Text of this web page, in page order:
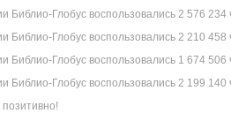
Библио-Глобус воспользовались 2 576 234
Библио-Глобус воспользовались 2 210 458
Библио-Глобус воспользовались 1 674 506
Библио-Глобус воспользовались 2 199 140